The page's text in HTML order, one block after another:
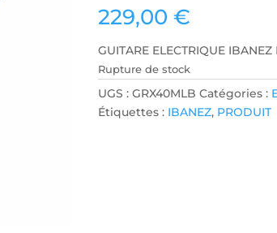
229,00€
GUITARE ELECTRIQUE
Rupture de stock
UGS :GRX40MLB Catégories :
Étiquettes : IBANEZ, PRODUIT